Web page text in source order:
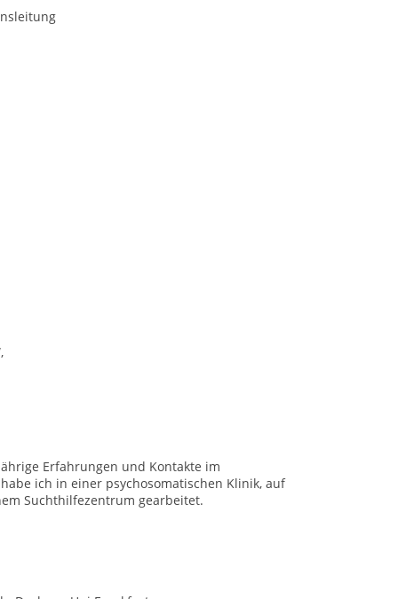
Erfahrungen und Kontakte im
ich in einer psychosomatischen Klinik, auf
Suchthilfezentrum gearbeitet.